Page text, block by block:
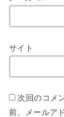
サイト
次回のコメ
前、メールア